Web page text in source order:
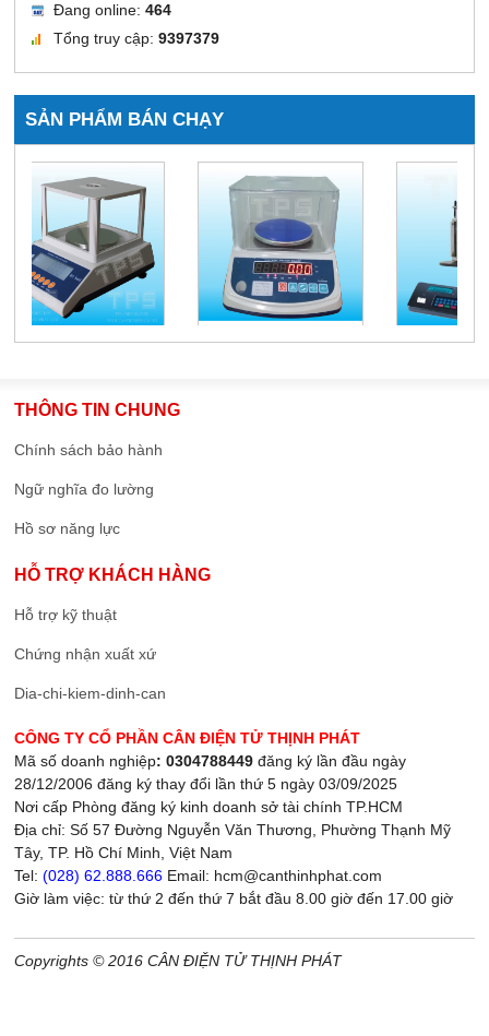
Đang online:464
Tổng truy cập:9397379
SẢN PHẨM BÁN CHẠY
THÔNG TIN CHUNG
Chính sách bảo hành
Ngữ nghĩa đo lường
Hồ sơ năng lực
HỖ TRỢ KHÁCH HÀNG
Hỗ trợ kỹ thuật
Chứng nhận xuất xứ
Dia-chi-kiem-dinh-can
CÔNG TY CỔ PHẦN CÂN ĐIỆN TỬ THỊNH PHÁT
Mã số doanh nghiệp: 0304788449 đăng ký lần đầu ngày
28/12/2006 đăng ký thay đổi lần thứ 5 ngày 03/09/2025
Nơi cấp Phòng đăng ký kinh doanh sở tài chính TP.HCM
Địa chỉ: Số 57 Đường Nguyễn Văn Thương, Phường Thạnh Mỹ
Tây, TP. Hồ Chí Minh, Việt Nam
Tel:(028) 62.888.666 Email: hcm@canthinhphat.com
Giờ làm việc: từ thứ 2 đến thứ 7 bắt đầu 8.00 giờ đến 17.00 giờ
Copyrights © 2016 CÂN ĐIỆN TỬ THỊNH PHÁT